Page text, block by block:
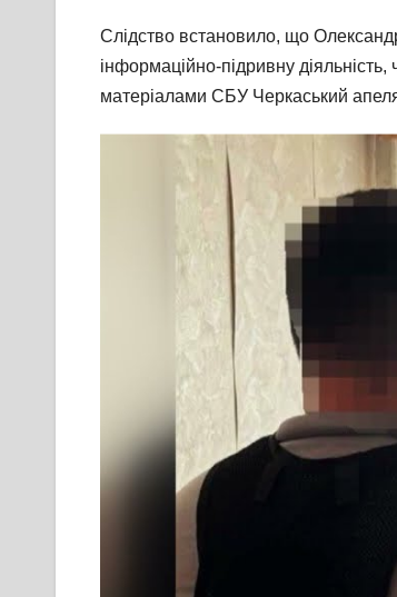
Слідство встановило, що
інформаційно-підривну
матеріалами СБУ Черкаський